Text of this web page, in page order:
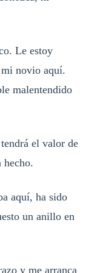
Le estoy
mi novio aquí.
malentendido
el valor de
hecho.
aquí, ha sido
un anillo en
y me arranca